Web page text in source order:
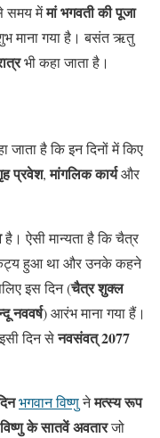
समय मेंमां भगवती की पूजा
माना गया है। बसंत ऋतु
भी कहा जाता है।
जाता है कि इन दिनों में किए
प्रवेश,मांगलिक कार्यऔर
है। ऐसी मान्यता है कि चैत्र
हुआ था और उनके कहने
इस दिन (चैत्र शुक्ल
नववर्ष) आरंभ माना गया हैं।
दिन सेनवसंवत् 2077
भगवान विष्णुनेमत्स्य रूप
के सातवें अवतारजो